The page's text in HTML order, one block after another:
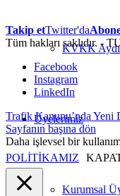
KVKK
Üyelerimiz
Kurumsal
Takip etTwitter'da
Tüm hakları saklıdır. -
Facebook
Instagram
LinkedIn
Trafik Kanunu’nda Yeni
Sayfanın başına dön
Daha işlevsel bir
POLİTİKAMIZ